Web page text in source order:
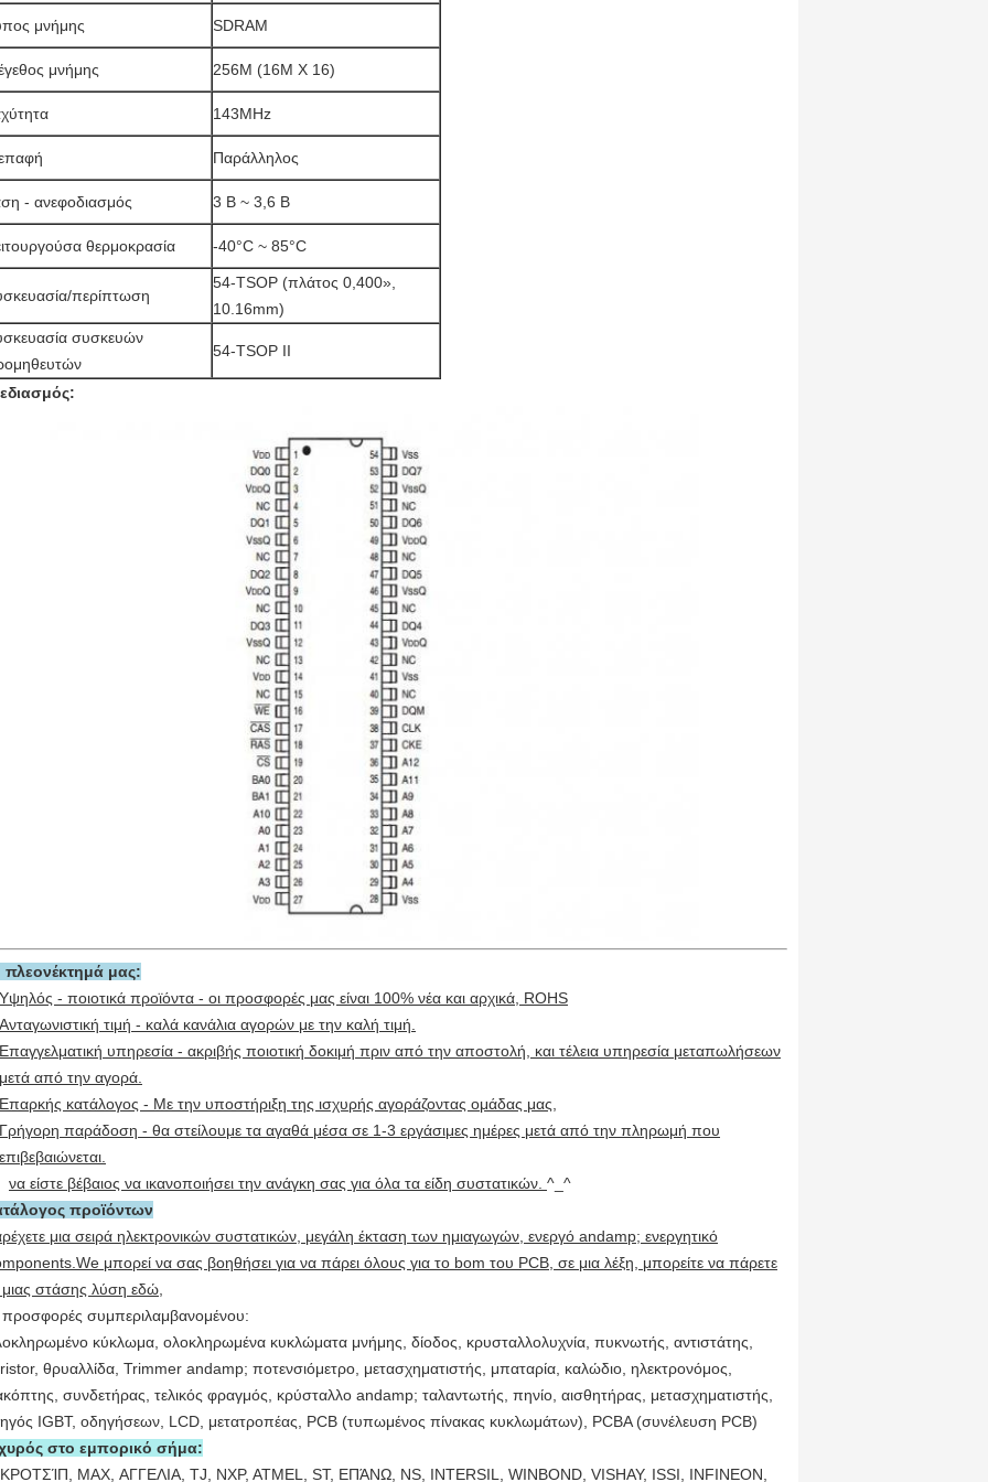
μνήμης SDRAM
μνήμης 256M (16M X 16)
143MHz
Παράλληλος
- ανεφοδιασμός 3 Β ~ 3,6 Β
θερμοκρασία -40°C ~ 85°C
περίπτωση
54-TSOP (πλάτος 0,400»,
10.16mm)
συσκευών
54-TSOP ΙΙ
πλεονέκτημά μας:
Υψηλός - ποιοτικά προϊόντα - οι προσφορές μας είναι 100% νέα και αρχικά, ROHS
Ανταγωνιστική τιμή - καλά κανάλια αγορών με την καλή τιμή.
Επαγγελματική υπηρεσία - ακριβής ποιοτική δοκιμή πριν από την αποστολή, και τέλεια υπηρεσία μεταπωλήσεων
μετά από την αγορά.
Επαρκής κατάλογος - Με την υποστήριξη της ισχυρής αγοράζοντας ομάδας μας,
Γρήγορη παράδοση - θα στείλουμε τα αγαθά μέσα σε 1-3 εργάσιμες ημέρες μετά από την πληρωμή που
επιβεβαιώνεται.
να είστε βέβαιος να ικανοποιήσει την ανάγκη σας για όλα τα είδη συστατικών. ^_^
προϊόντων
μια σειρά ηλεκτρονικών συστατικών, μεγάλη έκταση των ημιαγωγών, ενεργό andamp; ενεργητικό
μπορεί να σας βοηθήσει για να πάρει όλους για το bom του PCB, σε μια λέξη, μπορείτε να πάρετε
στάσης λύση εδώ,
προσφορές συμπεριλαμβανομένου:
κύκλωμα, ολοκληρωμένα κυκλώματα μνήμης, δίοδος, κρυσταλλολυχνία, πυκνωτής, αντιστάτης,
θρυαλλίδα, Trimmer andamp; ποτενσιόμετρο, μετασχηματιστής, μπαταρία, καλώδιο, ηλεκτρονόμος,
συνδετήρας, τελικός φραγμός, κρύσταλλο andamp; ταλαντωτής, πηνίο, αισθητήρας, μετασχηματιστής,
IGBT, οδηγήσεων, LCD, μετατροπέας, PCB (τυπωμένος πίνακας κυκλωμάτων), PCBA (συνέλευση PCB)
στο εμπορικό σήμα:
MAX, ΑΓΓΕΛΙΑ, TJ, NXP, ATMEL, ST, ΕΠΆΝΩ, NS, INTERSIL, WINBOND, VISHAY, ISSI, INFINEON,